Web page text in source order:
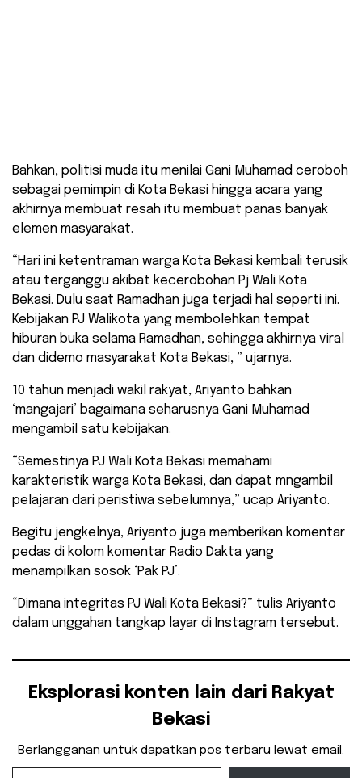
Bahkan, politisi muda itu menilai Gani Muhamad ceroboh
sebagai pemimpin di Kota Bekasi hingga acara yang
akhirnya membuat resah itu membuat panas banyak
elemen masyarakat.
“Hari ini ketentraman warga Kota Bekasi kembali terusik
atau terganggu akibat kecerobohan Pj Wali Kota
Bekasi. Dulu saat Ramadhan juga terjadi hal seperti ini.
Kebijakan PJ Walikota yang membolehkan tempat
hiburan buka selama Ramadhan, sehingga akhirnya viral
dan didemo masyarakat Kota Bekasi, ” ujarnya.
10 tahun menjadi wakil rakyat, Ariyanto bahkan
‘mangajari’ bagaimana seharusnya Gani Muhamad
mengambil satu kebijakan.
“Semestinya PJ Wali Kota Bekasi memahami
karakteristik warga Kota Bekasi, dan dapat mngambil
pelajaran dari peristiwa sebelumnya,” ucap Ariyanto.
Begitu jengkelnya, Ariyanto juga memberikan komentar
pedas di kolom komentar Radio Dakta yang
menampilkan sosok ‘Pak PJ’.
“Dimana integritas PJ Wali Kota Bekasi?” tulis Ariyanto
dalam unggahan tangkap layar di Instagram tersebut.
Eksplorasi konten lain dari Rakyat
Bekasi
Berlangganan untuk dapatkan pos terbaru lewat email.
Ketikkan email Anda...